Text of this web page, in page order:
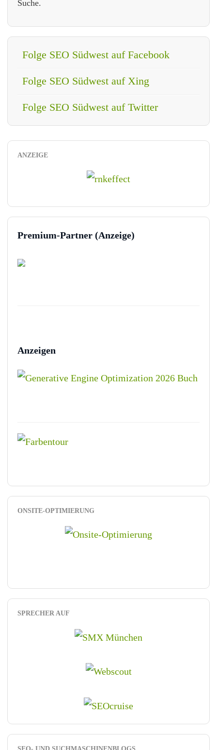
Suche.
Folge SEO Südwest auf Facebook
Folge SEO Südwest auf Xing
Folge SEO Südwest auf Twitter
ANZEIGE
Premium-Partner (Anzeige)
Anzeigen
ONSITE-OPTIMIERUNG
SPRECHER AUF